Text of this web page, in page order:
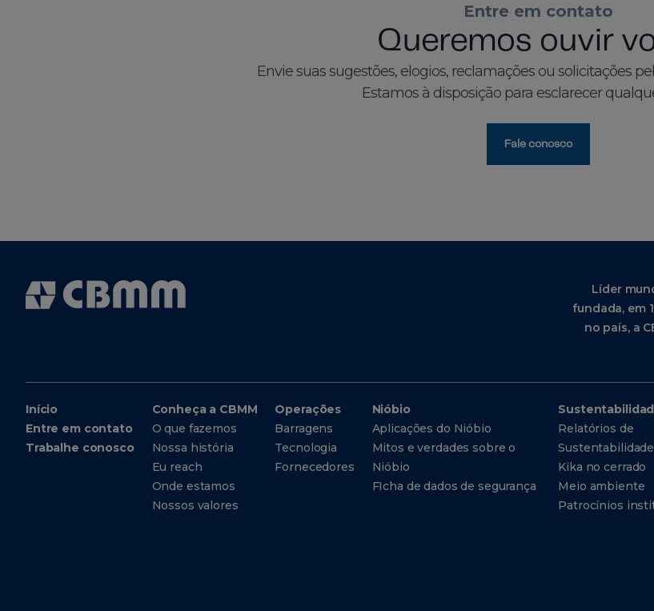
Entre em contato
Queremos ouvir
Envie suas sugestões, elogios, reclamações ou solicitações
Estamos à disposição para esclarecer
Fale conosco
Líder
fundada, em
no país, a
Início
Entre em contato
Trabalhe conosco
Conheça a CBMM
O que fazemos
Nossa história
Eu reach
Onde estamos
Nossos valores
Operações
Barragens
Tecnologia
Fornecedores
Nióbio
Aplicações do Nióbio
Mitos e verdades sobre o
Nióbio
FIcha de dados de segurança
Relatórios de
Sustentabilidade
Kika no cerrado
Meio ambiente
Patrocínios